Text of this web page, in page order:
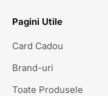
Pagini Utile
Card Cadou
Brand-uri
Toate Produsele